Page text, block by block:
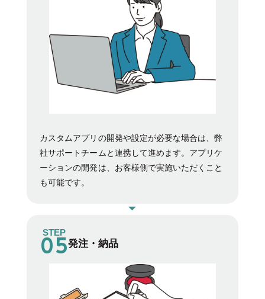
カスタムアプリの開発や設定が必要な場合は、弊
社サポートチームと連携して進めます。アプリケ
ーションの開発は、お客様側で実施いただくこと
も可能です。
STEP
発注・納品